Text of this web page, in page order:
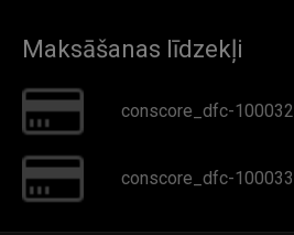
Maksāšanas līdzekļi
conscore_dfc-100032
conscore_dfc-100033